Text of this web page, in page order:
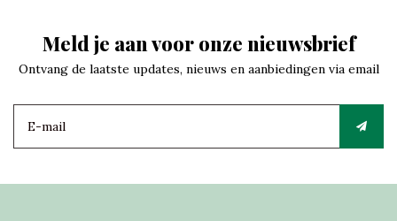
Meld je aan voor onze nieuwsbrief
Ontvang de laatste updates, nieuws en aanbiedingen via email